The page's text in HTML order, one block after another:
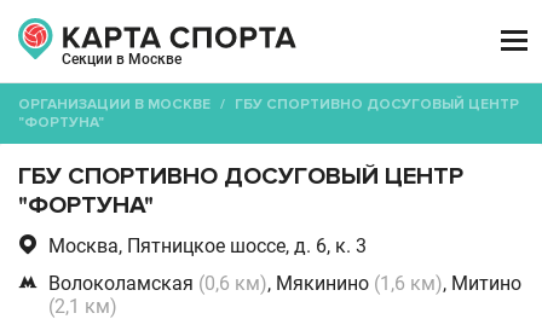
Секции в Москве

ОРГАНИЗАЦИИ В МОСКВЕ / ГБУ СПОРТИВНО ДОСУГОВЫЙ ЦЕНТР
"ФОРТУНА"
ГБУ СПОРТИВНО ДОСУГОВЫЙ ЦЕНТР
"ФОРТУНА"
 Москва, Пятницкое шоссе, д. 6, к. 3
 Волоколамская (0,6 км), Мякинино (1,6 км), Митино
(2,1 км)